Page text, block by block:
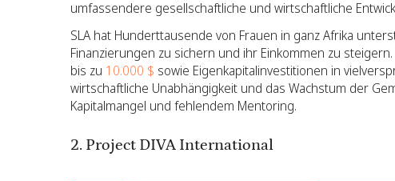
umfassendere gesellschaftliche und wirtschaftliche
SLA hat Hunderttausende von Frauen in ganz Afrika
Finanzierungen zu sichern und ihr Einkommen zu
bis zu 10.000 $ sowie Eigenkapitalinvestitionen in
wirtschaftliche Unabhängigkeit und das Wachstum der
Kapitalmangel und fehlendem Mentoring.
2. Project DIVA International